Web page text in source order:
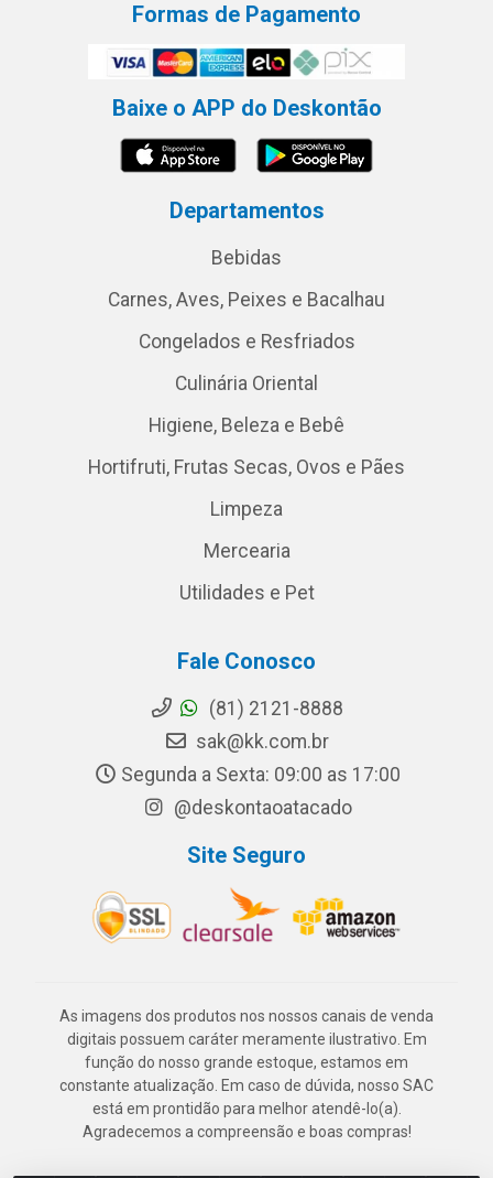
Formas de Pagamento
Baixe o APP do Deskontão
Departamentos
Bebidas
Carnes, Aves, Peixes e Bacalhau
Congelados e Resfriados
Culinária Oriental
Higiene, Beleza e Bebê
Hortifruti, Frutas Secas, Ovos e Pães
Limpeza
Mercearia
Utilidades e Pet
Fale Conosco
(81) 2121-8888
sak@kk.com.br
Segunda a Sexta: 09:00 as 17:00
@deskontaoatacado
Site Seguro
As imagens dos produtos nos nossos canais de venda
digitais possuem caráter meramente ilustrativo. Em
função do nosso grande estoque, estamos em
constante atualização. Em caso de dúvida, nosso SAC
está em prontidão para melhor atendê-lo(a).
Agradecemos a compreensão e boas compras!